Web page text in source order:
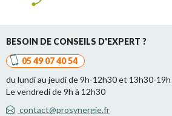
BESOIN DE CONSEILS D'EXPERT ?
05 49 07 40 54
du lundi au jeudi de 9h-12h30 et 13h30-19h
Le vendredi de 9h à 12h30
contact@prosynergie.fr